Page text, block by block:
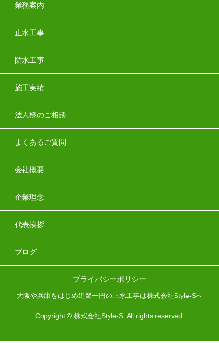
業務案内
止水工事
防水工事
施工実績
法人様のご相談
よくあるご質問
会社概要
企業理念
代表挨拶
ブログ
プライバシーポリシー
大阪や兵庫をはじめ近畿一円の止水工事は株式会社Style-Sへ
Copyright © 株式会社Style-S. All rights reserved.